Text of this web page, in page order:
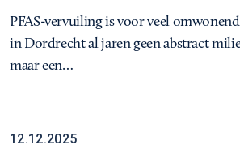
PFAS-vervuiling is voor veel
in Dordrecht al jaren geen abstract
maar een…
Analyse
12.12.2025